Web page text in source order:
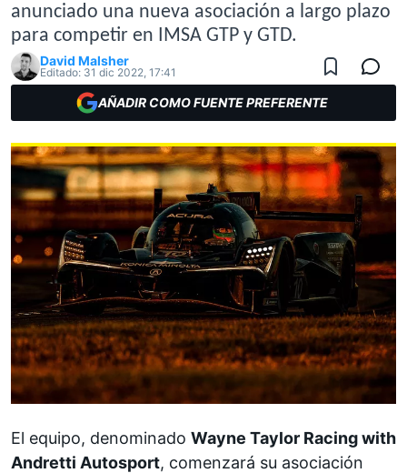
anunciado una nueva asociación a largo plazo
para competir en IMSA GTP y GTD.
David Malsher
Editado: 31 dic 2022, 17:41
AÑADIR COMO FUENTE PREFERENTE
El equipo, denominado Wayne Taylor Racing with
Andretti Autosport, comenzará su asociación